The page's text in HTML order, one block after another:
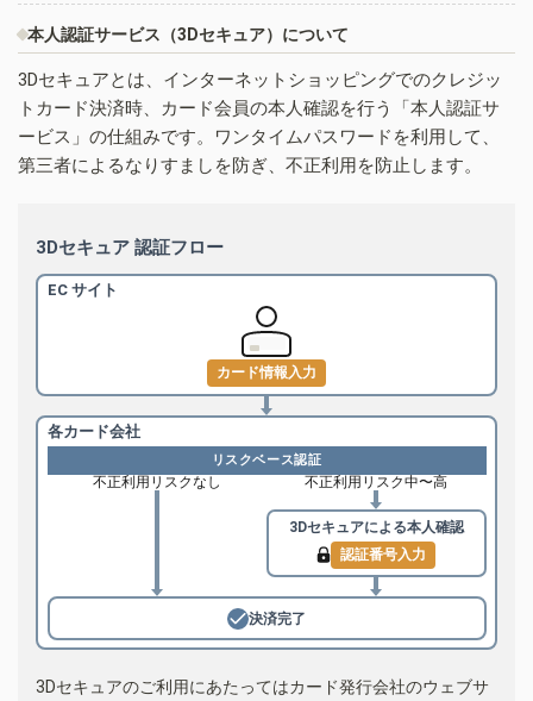
本人認証サービス（3Dセキュア）について
3Dセキュアとは、インターネットショッピングでのクレジッ
トカード決済時、カード会員の本人確認を行う「本人認証サ
ービス」の仕組みです。ワンタイムパスワードを利用して、
第三者によるなりすましを防ぎ、不正利用を防止します。
3Dセキュア 認証フロー
EC サイト
カード情報入力
各カード会社
リスクベース認証
不正利用リスクなし 不正利用リスク中〜高
3Dセキュアによる本人確認
認証番号入力
決済完了
3Dセキュアのご利用にあたってはカード発行会社のウェブサ